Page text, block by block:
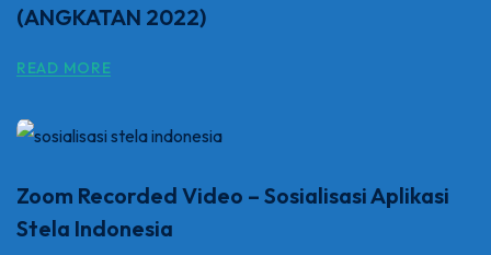
(ANGKATAN 2022)
READ MORE
Zoom Recorded Video – Sosialisasi Aplikasi
Stela Indonesia